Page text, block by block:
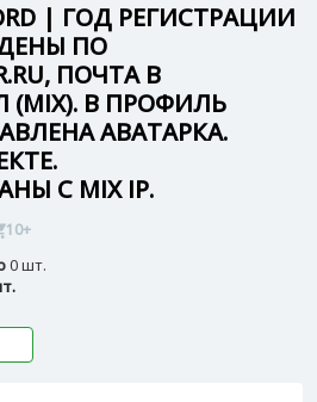
| ГОД РЕГИСТРАЦИИ
ПО
ПОЧТА В
В ПРОФИЛЬ
АВАТАРКА.
С MIX IP.
10+
0 шт.